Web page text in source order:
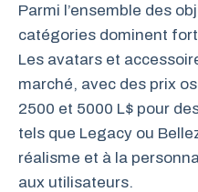
Parmi l’ensemble des
catégories dominent
Les avatars et
marché, avec des prix
2500 et 5000 L$ pour
tels que Legacy ou
réalisme et à la
aux utilisateurs.